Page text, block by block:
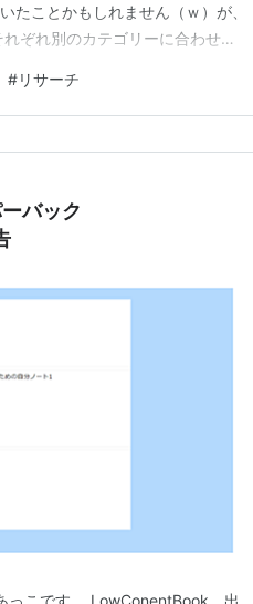
たことかもしれません（ｗ）が、
ぞれ別のカテゴリーに合わせた
う！！ ペーパーバックには
#リサーチ
バック
っこです。 LowConentBook、出